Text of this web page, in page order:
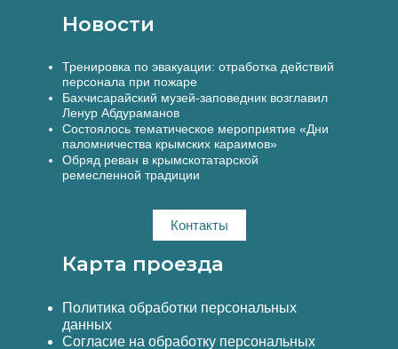
Новости
Тренировка по эвакуации: отработка действий
персонала при пожаре
Бахчисарайский музей-заповедник возглавил
Ленур Абдураманов
Состоялось тематическое мероприятие «Дни
паломничества крымских караимов»
Обряд реван в крымскотатарской
ремесленной традиции
Контакты
Карта проезда
Политика обработки персональных
данных
Согласие на обработку персональных